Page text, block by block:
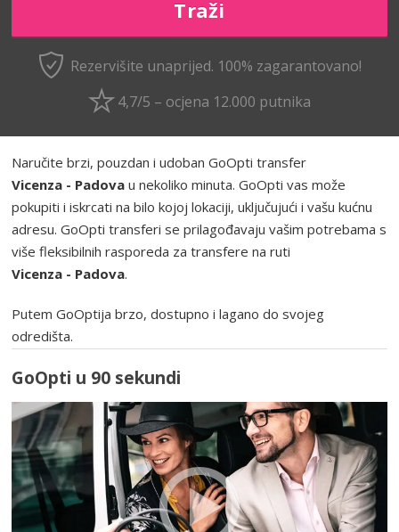
Rezervišite unaprijed. 100% zagarantovano!
4,7/5 – ocjena 12.000 putnika
Naručite brzi, pouzdan i udoban GoOpti transfer
Vicenza - Padova u nekoliko minuta. GoOpti vas može
pokupiti i iskrcati na bilo kojoj lokaciji, uključujući i vašu kućnu
adresu. GoOpti transferi se prilagođavaju vašim potrebama s
više fleksibilnih rasporeda za transfere na ruti
Vicenza - Padova.
Putem GoOptija brzo, dostupno i lagano do svojeg
odredišta.
GoOpti u 90 sekundi